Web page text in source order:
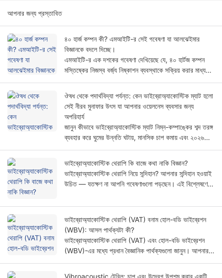
আপনার জন্য প্রস্তাবিত
৪০ হার্জ কম্পন কী? এমআইটি-র সেই গবেষণা যা আলঝেইমার
বিজ্ঞানকে বদলে দিচ্ছে।
এমআইটি-র এক দশকের গবেষণা দেখিয়েছে যে, ৪০ হার্টজ কম্পন
মস্তিষ্কের নিজস্ব বর্জ্য নিষ্কাশন ব্যবস্থাকে সক্রিয় করার মাধ্যমে
এবং আপনার জন্য এর তাৎপর্য।
ঔষধ থেকে পদার্থবিদ্যা পর্যন্ত: কেন ভাইব্রোঅ্যাকোস্টিক ম্যাট হলো
সেই নীরব মুনাফার উৎস যা আপনার ওয়েলনেস ব্যবসার জন্য
অপরিহার্য
জানুন কীভাবে ভাইব্রোঅ্যাকোস্টিক ম্যাট নিম্ন-কম্পাঙ্কের শব্দ তরঙ্গ
ব্যবহার করে ঘুমের উন্নতি ঘটায়, মানসিক চাপ কমায় এবং ২০২৬
ভাইব্রোঅ্যাকোস্টিক থেরাপি কি বাজে কথা নাকি বিজ্ঞান?
ভাইব্রোঅ্যাকোস্টিক থেরাপি নিয়ে সন্দিহান? আপনার সন্দিহান হওয়াই
উচিত — যতক্ষণ না আপনি গবেষণাগুলো পড়ছেন। এই বিশ্লেষণে
চিকিৎসাগত প্রমাণ এবং বাস্তব সীমাবদ্ধতাগুলো তুলে ধরা হয়েছে।
ভাইব্রোঅ্যাকোস্টিক থেরাপি (VAT) বনাম হোল-বডি ভাইব্রেশন
(WBV): আসল পার্থক্যটা কী?
ভাইব্রোঅ্যাকোস্টিক থেরাপি (VAT) এবং হোল-বডি ভাইব্রেশন
(WBV)-এর মধ্যে প্রধান বৈজ্ঞানিক পার্থক্যগুলো জানুন। আপনার
Vibroacoustic টেবিল: চাপ এবং উদ্বেগ উপশম করার একটি